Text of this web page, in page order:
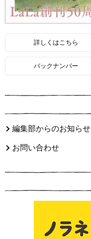
詳しくはこちら
バックナンバー
編集部からのお知らせ
お問い合わせ